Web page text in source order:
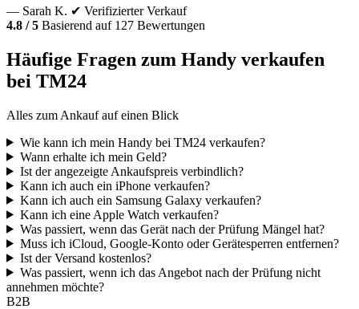
— Sarah K. ✔ Verifizierter Verkauf
4.8 / 5 Basierend auf 127 Bewertungen
Häufige Fragen zum Handy verkaufen
bei TM24
Alles zum Ankauf auf einen Blick
Wie kann ich mein Handy bei TM24 verkaufen?
Wann erhalte ich mein Geld?
Ist der angezeigte Ankaufspreis verbindlich?
Kann ich auch ein iPhone verkaufen?
Kann ich auch ein Samsung Galaxy verkaufen?
Kann ich eine Apple Watch verkaufen?
Was passiert, wenn das Gerät nach der Prüfung Mängel hat?
Muss ich iCloud, Google-Konto oder Gerätesperren entfernen?
Ist der Versand kostenlos?
Was passiert, wenn ich das Angebot nach der Prüfung nicht
annehmen möchte?
B2B